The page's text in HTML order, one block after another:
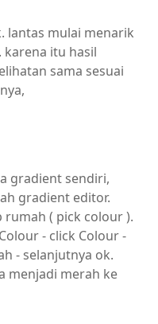
lantas mulai menarik
itu hasil
sama sesuai
gradient sendiri,
gradient editor.
( pick colour ).
- click Colour -
- selanjutnya ok.
menjadi merah ke